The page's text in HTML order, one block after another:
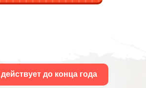
до конца года